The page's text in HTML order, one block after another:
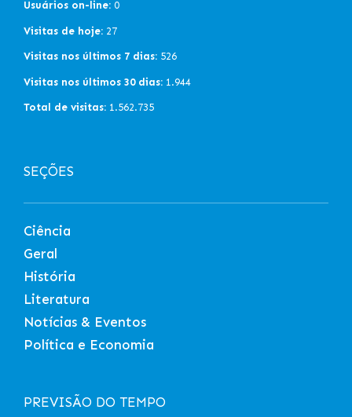
Usuários on-line: 0
Visitas de hoje: 27
Visitas nos últimos 7 dias: 526
Visitas nos últimos 30 dias: 1.944
Total de visitas: 1.562.735
SEÇÕES
Ciência
Geral
História
Literatura
Notícias & Eventos
Política e Economia
PREVISÃO DO TEMPO